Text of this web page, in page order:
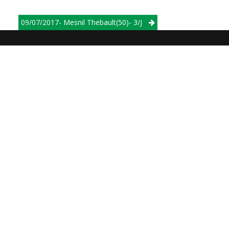
09/07/2017- Mesnil Thebault(50)- 3/j